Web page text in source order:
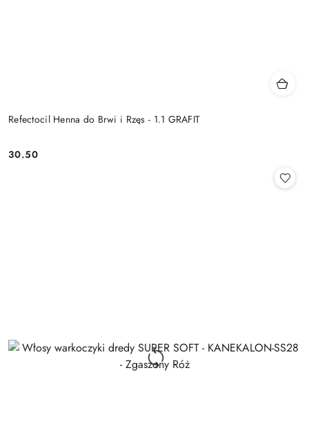
Refectocil Henna do Brwi i Rzęs - 1.1 GRAFIT
Cena:
30.50